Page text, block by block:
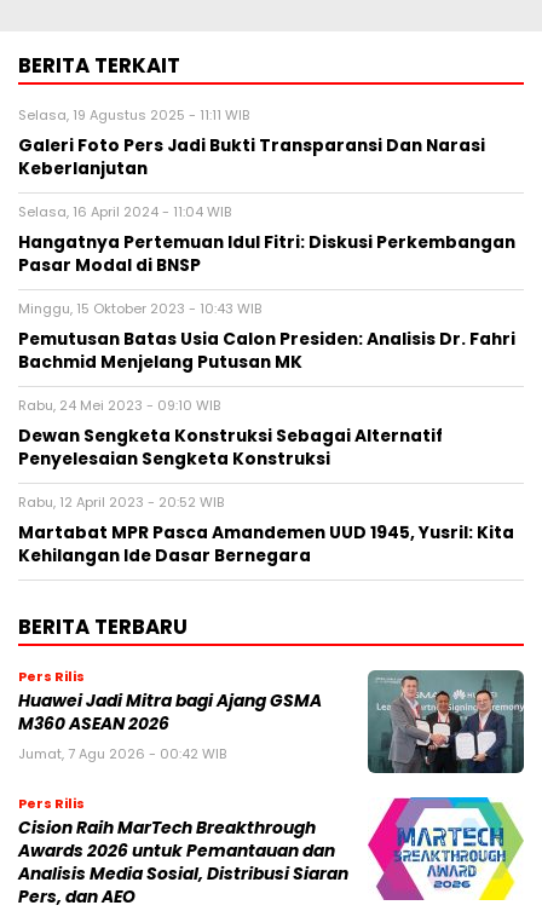
BERITA TERKAIT
Selasa, 19 Agustus 2025 - 11:11 WIB
Galeri Foto Pers Jadi Bukti Transparansi Dan Narasi
Keberlanjutan
Selasa, 16 April 2024 - 11:04 WIB
Hangatnya Pertemuan Idul Fitri: Diskusi Perkembangan
Pasar Modal di BNSP
Minggu, 15 Oktober 2023 - 10:43 WIB
Pemutusan Batas Usia Calon Presiden: Analisis Dr. Fahri
Bachmid Menjelang Putusan MK
Rabu, 24 Mei 2023 - 09:10 WIB
Dewan Sengketa Konstruksi Sebagai Alternatif
Penyelesaian Sengketa Konstruksi
Rabu, 12 April 2023 - 20:52 WIB
Martabat MPR Pasca Amandemen UUD 1945, Yusril: Kita
Kehilangan Ide Dasar Bernegara
BERITA TERBARU
Pers Rilis
Huawei Jadi Mitra bagi Ajang GSMA
M360 ASEAN 2026
Jumat, 7 Agu 2026 - 00:42 WIB
Pers Rilis
Cision Raih MarTech Breakthrough
Awards 2026 untuk Pemantauan dan
Analisis Media Sosial, Distribusi Siaran
Pers, dan AEO